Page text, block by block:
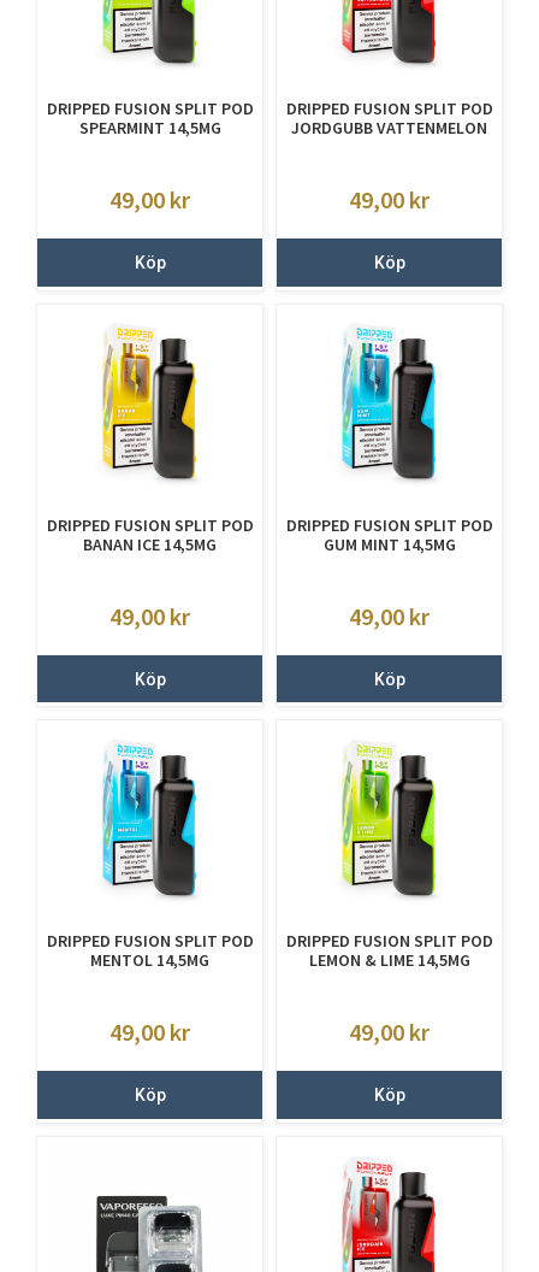
DRIPPED FUSION SPLIT POD
SPEARMINT 14,5MG
49,00 kr
Köp
DRIPPED FUSION SPLIT POD
JORDGUBB VATTENMELON
49,00 kr
Köp
DRIPPED FUSION SPLIT POD
BANAN ICE 14,5MG
49,00 kr
Köp
DRIPPED FUSION SPLIT POD
GUM MINT 14,5MG
49,00 kr
Köp
DRIPPED FUSION SPLIT POD
MENTOL 14,5MG
49,00 kr
Köp
DRIPPED FUSION SPLIT POD
LEMON & LIME 14,5MG
49,00 kr
Köp